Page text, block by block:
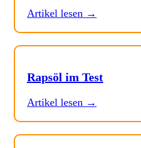
Artikel lesen →
Rapsöl im Test
Artikel lesen →